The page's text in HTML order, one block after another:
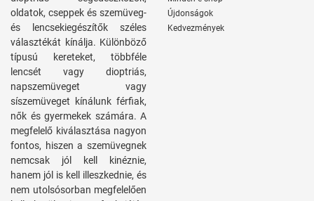
oldatok, cseppek és szemüveg-
és lencsekiegészítők széles
választékát kínálja. Különböző
típusú kereteket, többféle
lencsét vagy dioptriás,
napszemüveget vagy
síszemüveget kínálunk férfiak,
nők és gyermekek számára. A
megfelelő kiválasztása nagyon
fontos, hiszen a szemüvegnek
nemcsak jól kell kinéznie,
hanem jól is kell illeszkednie, és
nem utolsósorban megfelelően
Újdonságok
Kedvezmények